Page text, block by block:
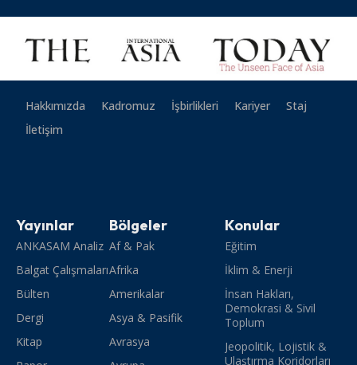
Hakkımızda Kadromuz İşbirlikleri Kariyer
Staj
İletişim
Yayınlar
ANKASAM Analiz
Balgat Çalışmaları
Bülten
Dergi
Kitap
Bölgeler
Af & Pak
Afrika
Amerikalar
Asya & Pasifik
Avrasya
Konular
Eğitim
İklim & Enerji
İnsan Hakları,
Demokrasi & Sivil
Toplum
Jeopolitik, Lojistik &
Ulaştırma Koridorları